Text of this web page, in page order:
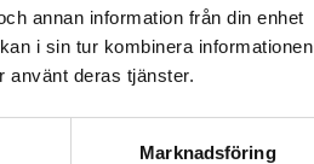
annan information från din enhet
i sin tur kombinera informationen
använt deras tjänster.
Marknadsföring